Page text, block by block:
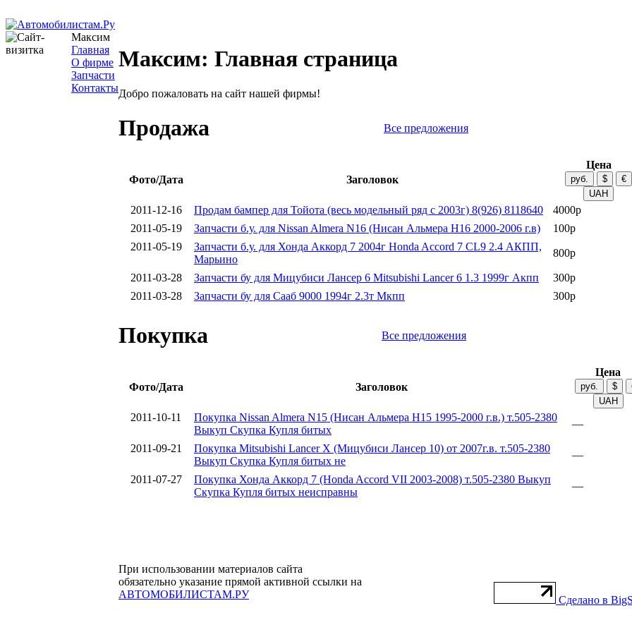
Максим
Главная
О фирме
Запчасти
Контакты
Максим: Главная страница
Добро пожаловать на сайт нашей фирмы!
Продажа Все предложения
Фото/Дата Заголовок
Цена
2011-12-16 Продам бампер для Тойота (весь модельный ряд с 2003г) 8(926) 8118640
4000р
2011-05-19
Запчасти б.у. для Nissan Almera N16 (Нисан Альмера Н16 2000-2006 г.в)
100р
2011-05-19
Запчасти б.у. для Хонда Аккорд 7 2004г Honda Accord 7 CL9 2.4 АКПП,
Марьино
800р
2011-03-28 Запчасти бу для Мицубиси Лансер 6 Mitsubishi Lancer 6 1.3 1999г Акпп
300р
2011-03-28
Запчасти бу для Сааб 9000 1994г 2.3т Мкпп 300р
Покупка Все предложения
Фото/Дата Заголовок
Цена
2011-10-11
Покупка Nissan Almera N15 (Нисан Альмера Н15 1995-2000 г.в.) т.505-2380
Выкуп Скупка Купля битых
—
2011-09-21
Покупка Mitsubishi Lancer X (Мицубиси Лансер 10) от 2007г.в. т.505-2380
Выкуп Скупка Купля битых не
—
2011-07-27
Покупка Хонда Аккорд 7 (Honda Accord VII 2003-2008) т.505-2380 Выкуп
Скупка Купля битых неисправны
—
При использовании материалов сайта
обязательно указание прямой активной ссылки на
АВТОМОБИЛИСТАМ.РУ
Сделано в